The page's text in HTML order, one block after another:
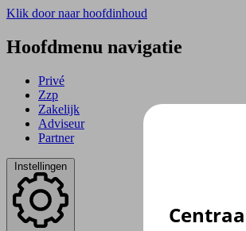
Klik door naar hoofdinhoud
Hoofdmenu navigatie
Privé
Zzp
Zakelijk
Adviseur
Partner
Instellingen